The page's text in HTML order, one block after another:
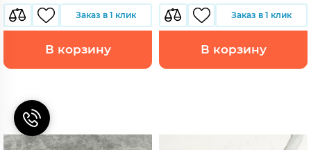
Заказ в 1 клик
В корзину
Заказ в 1 клик
В корзину